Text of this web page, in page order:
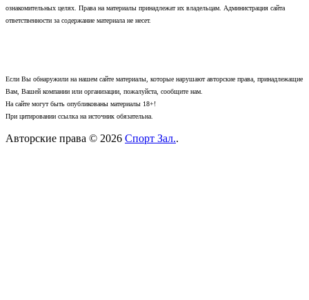
ознакомительных целях. Права на материалы принадлежат их владельцам. Администрация сайта
ответственности за содержание материала не несет.
Если Вы обнаружили на нашем сайте материалы, которые нарушают авторские права, принадлежащие
Вам, Вашей компании или организации, пожалуйста, сообщите нам.
На сайте могут быть опубликованы материалы 18+!
При цитировании ссылка на источник обязательна.
Авторские права © 2026 Спорт Зал..